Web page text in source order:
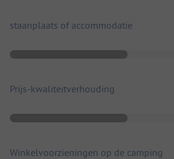
staanplaats of accommodatie
Prijs-kwaliteitverhouding
Winkelvoorzieningen op de camping